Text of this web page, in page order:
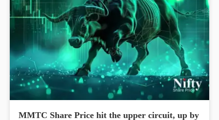
MMTC Share Price hit the upper circuit, up by